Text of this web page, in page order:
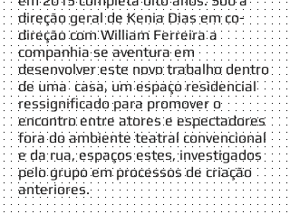
direção geral de Kenia Dias em co-
direção com William Ferreira a
companhia se aventura em
desenvolver este novo trabalho dentro
de uma casa, um espaço residencial
ressignificado para promover o
encontro entre atores e espectadores
fora do ambiente teatral convencional
e da rua, espaços estes, investigados
pelo grupo em processos de criação
anteriores.